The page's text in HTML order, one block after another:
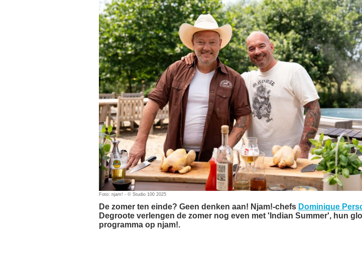
Foto: njam! - © Studio 100 2025
De zomer ten einde? Geen denken aan! Njam!-chefs Dominique
Degroote verlengen de zomer nog even met 'Indian Summer', hun
programma op njam!.